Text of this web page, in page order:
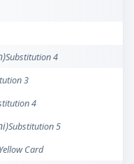
Substitution 4
3
4
Substitution 5
Yellow Card